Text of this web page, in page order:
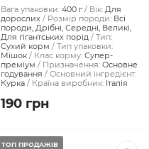
Вага упаковки: 400 г Вік: Для
дорослих
Розмір породи: Всі
породи, Дрібні, Середні, Великі,
Для гігантських порід
Тип:
Сухий корм
Тип упаковки:
Мішок
Клас корму: Супер-
преміум
Призначення: Основне
годування
Основний інгредієнт:
Курка
Країна виробник: Італія
190 грн
ТОП ПРОДАЖІВ